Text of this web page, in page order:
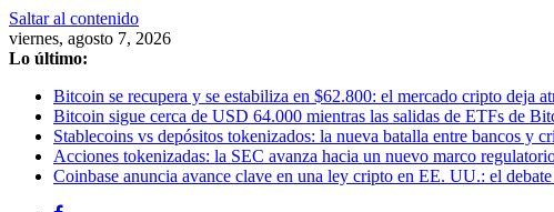
Saltar al contenido
viernes, agosto 7, 2026
Lo último:
Bitcoin se recupera y se estabiliza en $62.800: el mercado cripto deja
Bitcoin sigue cerca de USD 64.000 mientras las salidas de ETFs de
Stablecoins vs depósitos tokenizados: la nueva batalla entre bancos y
Acciones tokenizadas: la SEC avanza hacia un nuevo marco
Coinbase anuncia avance clave en una ley cripto en EE. UU.: el